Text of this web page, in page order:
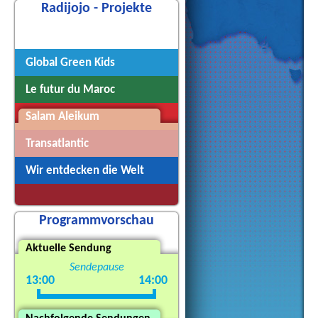
Radijojo - Projekte
Global Green Kids
Le futur du Maroc
Salam Aleikum
Transatlantic
Wir entdecken die Welt
Programmvorschau
Aktuelle Sendung
Sendepause
13:00 14:00